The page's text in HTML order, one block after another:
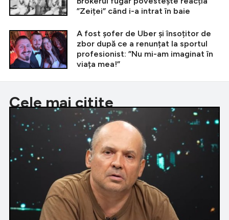
”Zeiței” când i-a intrat în baie
A fost șofer de Uber și însoțitor de
zbor după ce a renunțat la sportul
profesionist: ”Nu mi-am imaginat în
viața mea!”
Cele mai citite